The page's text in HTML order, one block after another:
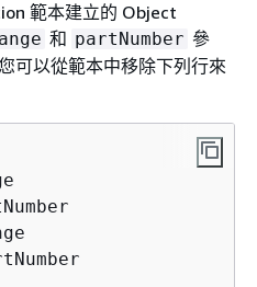
範本建立的 Object
和 partNumber 參
可以從範本中移除下列行來